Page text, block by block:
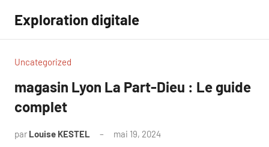
contenu
Exploration digitale
Uncategorized
magasin Lyon La Part-Dieu : Le guide
complet
par Louise KESTEL mai 19, 2024